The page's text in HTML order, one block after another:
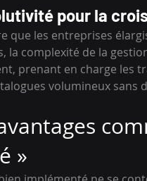
pour la
que les entreprises
la complexité de la
prenant en charge les
volumineux sans
»